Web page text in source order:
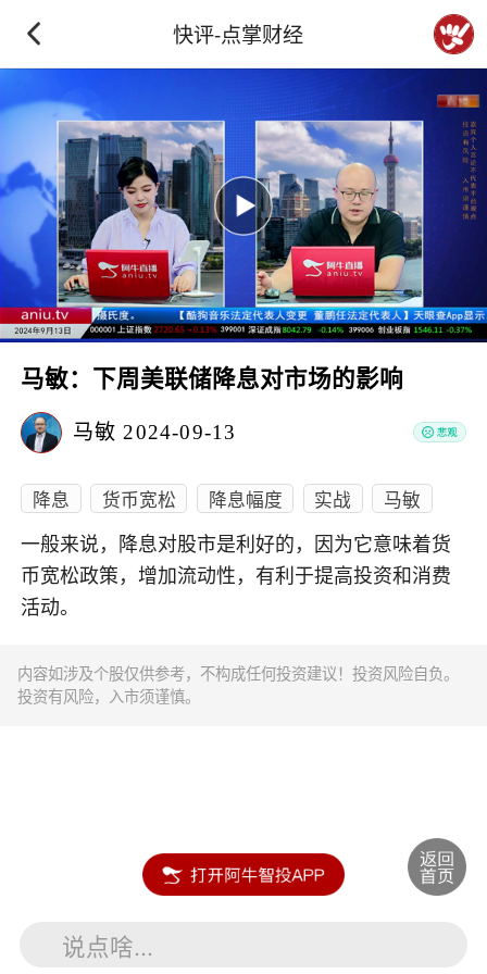
快评-点掌财经
马敏：下周美联储降息对市场的影响
马敏 2024-09-13
降息 货币宽松 降息幅度 实战 马敏
一般来说，降息对股市是利好的，因为它意味着货
币宽松政策，增加流动性，有利于提高投资和消费
活动。
内容如涉及个股仅供参考，不构成任何投资建议！投资风险自负。
投资有风险，入市须谨慎。
说点啥...